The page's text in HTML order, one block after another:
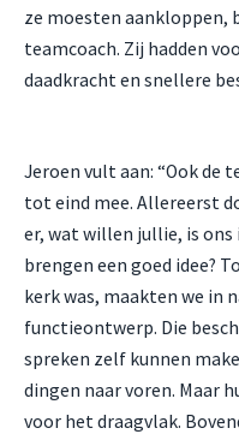
ze moesten aankloppen,
teamcoach. Zij hadden
daadkracht en snellere
Jeroen vult aan: “Ook de
tot eind mee. Allereerst
er, wat willen jullie, is
brengen een goed idee?
kerk was, maakten we in
functieontwerp. Die
spreken zelf kunnen
dingen naar voren. Maar
voor het draagvlak.